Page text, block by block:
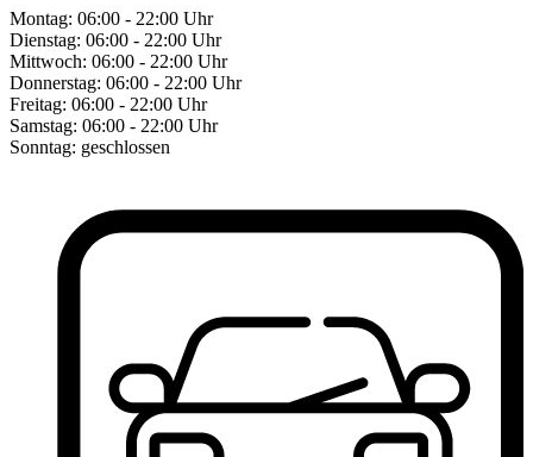
Montag: 06:00 - 22:00 Uhr
Dienstag: 06:00 - 22:00 Uhr
Mittwoch: 06:00 - 22:00 Uhr
Donnerstag: 06:00 - 22:00 Uhr
Freitag: 06:00 - 22:00 Uhr
Samstag: 06:00 - 22:00 Uhr
Sonntag: geschlossen